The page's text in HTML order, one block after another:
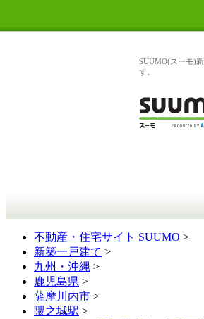
SUUMO(スーモ)
す。
不動産・住宅サイト SUUMO >
新築一戸建て >
九州・沖縄 >
鹿児島県 >
薩摩川内市 >
隈之城駅 >